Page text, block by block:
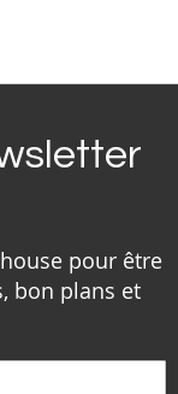
pour être
bon plans et